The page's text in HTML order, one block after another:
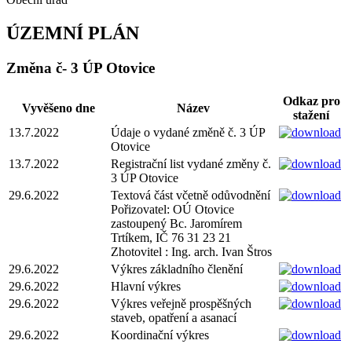
ÚZEMNÍ PLÁN
Změna č- 3 ÚP Otovice
Vyvěšeno dne Název
Odkaz pro
stažení
13.7.2022
Údaje o vydané změně č. 3 ÚP
Otovice
13.7.2022
Registrační list vydané změny č.
3 ÚP Otovice
29.6.2022
Textová část včetně odůvodnění
Pořizovatel: OÚ Otovice
zastoupený Bc. Jaromírem
Trtíkem, IČ 76 31 23 21
Zhotovitel : Ing. arch. Ivan Štros
29.6.2022
Výkres základního členění
29.6.2022
Hlavní výkres
29.6.2022
Výkres veřejně prospěšných
staveb, opatření a asanací
29.6.2022
Koordinační výkres